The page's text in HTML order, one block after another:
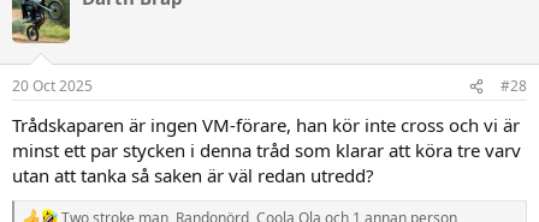
t
i
e
:
20 Oct 2025 #28
Trådskaparen är ingen VM-förare, han kör inte cross och vi är
minst ett par stycken i denna tråd som klarar att köra tre varv
utan att tanka så saken är väl redan utredd?
Two stroke man, Randonörd,Coola Ola och 1 annan person